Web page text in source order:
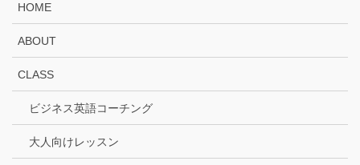
HOME
ABOUT
CLASS
ビジネス英語コーチング
大人向けレッスン